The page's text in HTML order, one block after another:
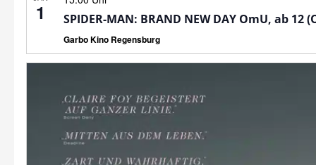
1 SPIDER-MAN: BRAND NEW DAY OmU, ab 12
Garbo Kino Regensburg